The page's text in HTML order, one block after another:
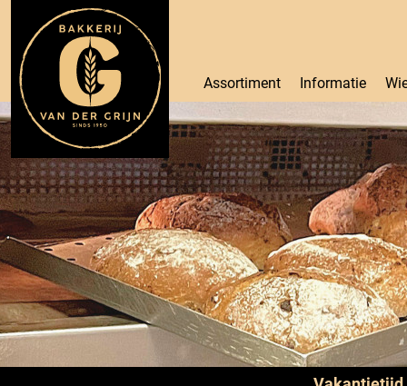
Assortiment Informatie